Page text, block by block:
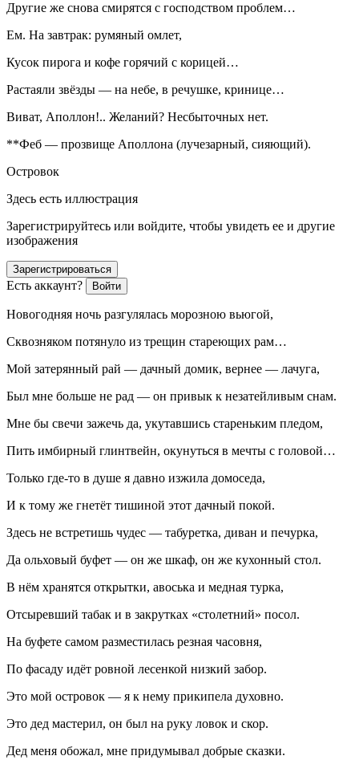
Другие же снова смирятся с господством проблем…
Ем. На завтрак: румяный омлет,
Кусок пирога и кофе горячий с корицей…
Растаяли звёзды — на небе, в речушке, кринице…
Виват, Аполлон!.. Желаний? Несбыточных нет.
**Феб — прозвище Аполлона (лучезарный, сияющий).
Островок
Здесь есть иллюстрация
Зарегистрируйтесь или войдите, чтобы увидеть ее и другие
изображения
Зарегистрироваться
Есть аккаунт? Войти
Новогодняя ночь разгулялась морозною вьюгой,
Сквозняком потянуло из трещин стареющих рам…
Мой затерянный рай — дачный домик, вернее — лачуга,
Был мне больше не рад — он привык к незатейливым снам.
Мне бы свечи зажечь да, укутавшись стареньким пледом,
Пить имбирный глинтвейн, окунуться в мечты с головой…
Только где-то в душе я давно изжила домоседа,
И к тому же гнетёт тишиной этот дачный покой.
Здесь не встретишь чудес — табуретка, диван и печурка,
Да ольховый буфет — он же шкаф, он же кухонный стол.
В нём хранятся открытки, авоська и медная турка,
Отсыревший табак и в закрутках «столетний» посол.
На буфете самом разместилась резная часовня,
По фасаду идёт ровной лесенкой низкий забор.
Это мой островок — я к нему прикипела духовно.
Это дед мастерил, он был на руку ловок и скор.
Дед меня обожал, мне придумывал добрые сказки.